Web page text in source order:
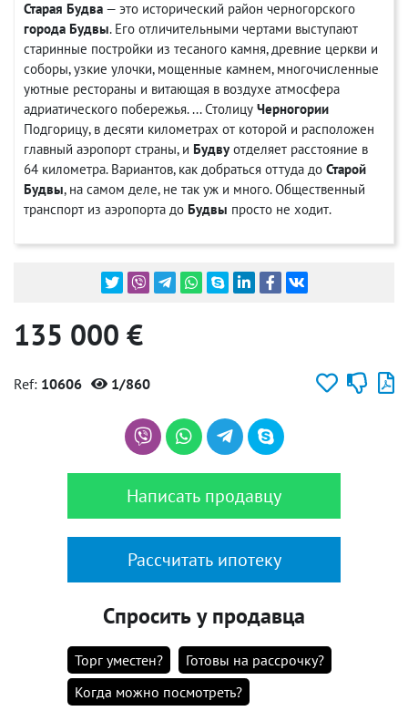
Старая Будва — это исторический район черногорского
города Будвы. Его отличительными чертами выступают
старинные постройки из тесаного камня, древние церкви и
соборы, узкие улочки, мощенные камнем, многочисленные
уютные рестораны и витающая в воздухе атмосфера
адриатического побережья. ... Столицу Черногории
Подгорицу, в десяти километрах от которой и расположен
главный аэропорт страны, и Будвуотделяет расстояние в
64 километра. Вариантов, как добраться оттуда до Старой
Будвы, на самом деле, не так уж и много. Общественный
транспорт из аэропорта до Будвы просто не ходит.
135 000 €
Ref: 10606 1/860
Написать продавцу
Рассчитать ипотеку
Спросить у продавца
Торг уместен?
Готовы на рассрочку?
Когда можно посмотреть?